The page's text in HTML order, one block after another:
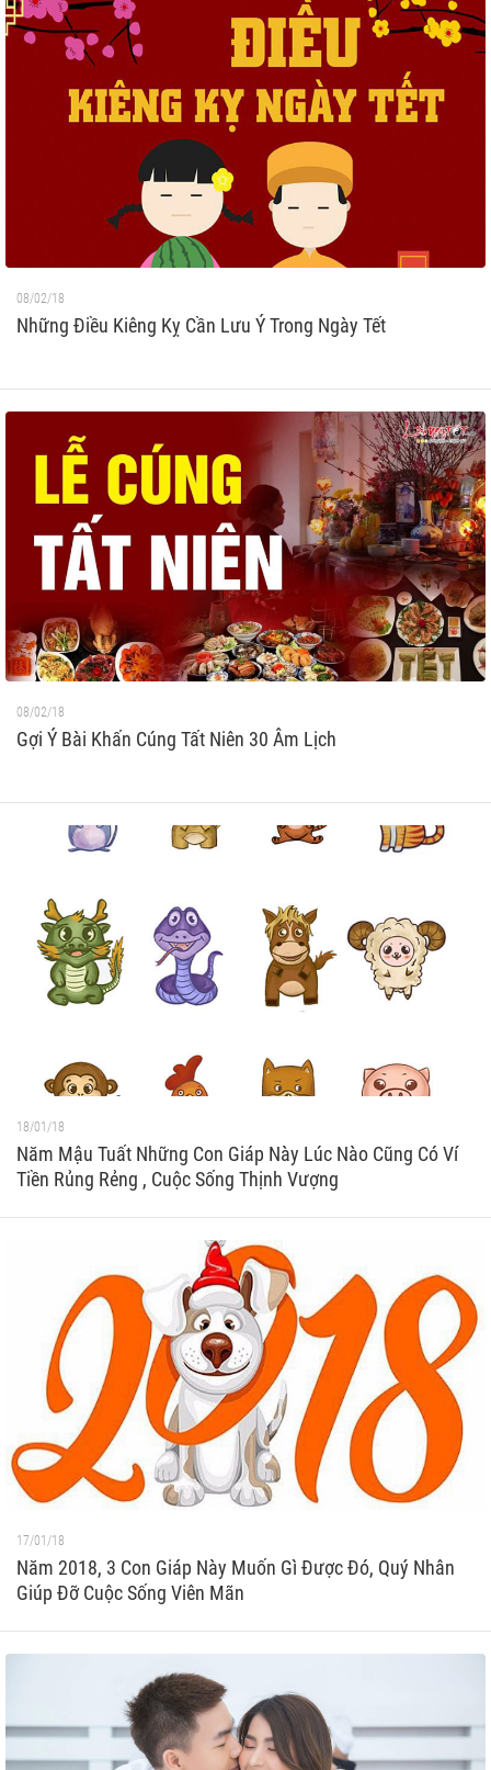
08/02/18
Những Điều Kiêng Kỵ Cần Lưu Ý Trong Ngày Tết
08/02/18
Gợi Ý Bài Khấn Cúng Tất Niên 30 Âm Lịch
18/01/18
Năm Mậu Tuất Những Con Giáp Này Lúc Nào Cũng Có Ví
Tiền Rủng Rẻng , Cuộc Sống Thịnh Vượng
17/01/18
Năm 2018, 3 Con Giáp Này Muốn Gì Được Đó, Quý Nhân
Giúp Đỡ Cuộc Sống Viên Mãn